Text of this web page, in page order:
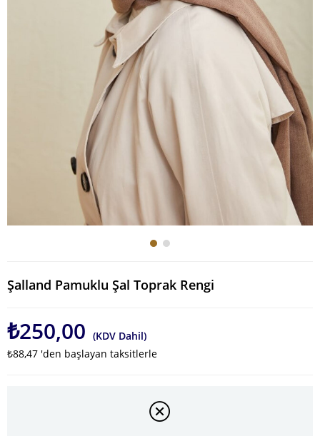
Şalland Pamuklu Şal Toprak Rengi
₺250,00 (KDV Dahil)
₺88,47 'den başlayan taksitlerle